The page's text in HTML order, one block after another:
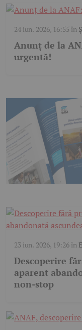
24 iun. 2026, 16:55 în
Anunț de la
urgentă!
23 iun. 2026, 19:26în
Descoperire
aparent
non-stop